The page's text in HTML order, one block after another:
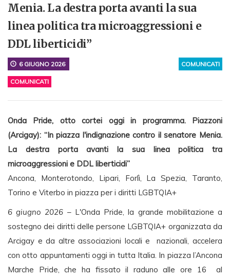
Menia. La destra porta avanti la sua
linea politica tra microaggressioni e
DDL liberticidi”
COMUNICATI
6 GIUGNO 2026
COMUNICATI
Onda Pride, otto cortei oggi in programma. Piazzoni
(Arcigay): “In piazza l'indignazione contro il senatore Menia.
La destra porta avanti la sua linea politica tra
microaggressioni e DDL liberticidi”
Ancona, Monterotondo, Lipari, Forlì, La Spezia, Taranto,
Torino e Viterbo in piazza per i diritti LGBTQIA+
6 giugno 2026 – L'Onda Pride, la grande mobilitazione a
sostegno dei diritti delle persone LGBTQIA+ organizzata da
Arcigay e da altre associazioni locali e nazionali, accelera
con otto appuntamenti oggi in tutta Italia. In piazza l’Ancona
Marche Pride, che ha fissato il raduno alle ore 16 al